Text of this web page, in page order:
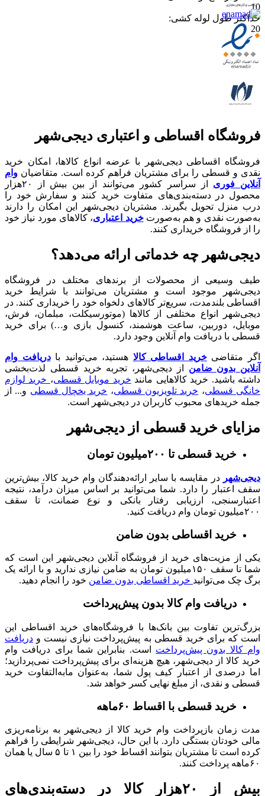
10
حداکثر طول لوله کشی:
20
فروشگاه اقساطی و اعتباری دیجی‌شهر
فروشگاه اقساطی دیجی‌شهر با عرضه انواع کالا‌ها، امکان خرید
نقدی و قسطی را برای مشتریان فراهم کرده است. متقاضیان وام
آنلاین فوری
از سراسر کشور می‌توانند از بین بیش از ۲۰هزار
محصول در دسته‌بندی‌های متفاوت خرید کنند و سفارش خود را
درب منزل تحویل بگیرند. مشتریان دیجی‌شهر این امکان را دارند
به‌صورت نقدی و هم به‌صورت خرید اعتباری، کالاهای مورد نیاز خود
را از فروشگاه خریداری کنند.
دیجی‌شهر چه خدماتی ارائه می‌دهد؟
طیف وسیعی از محصولات از برندهای مختلف در فروشگاه
دیجی‌شهر موجود است و مشتریان می‌توانند با شرایط خرید
اقساطی بلندمدت، سریع‌تر کالاهای دلخواه خود را خریداری کنند. در
دیجی‌شهر انواع مختلفی از کالاها (موتورسیکلت، مبلمان، فرش،
موبایل، دوربین، ساعت هوشمند، کنسول بازی و…) برای خرید
قسطی با دریافت وام آنلاین وجود دارد.
اگر متقاضیخرید اقساطی کالا هستید، می‌توانید بادریافت وام
آنلاین بدون ضامن
از دیجی‌شهر، تجربه خرید قسطی لذت‌بخشی
داشته باشید. خرید کالا‌هایی مانند خرید موبایل قسطی، خرید لوازم
خانگی قسطی، خرید تلویزیون قسطی، خرید یخچال قسطی و... از
جمله خرید‌های محبوب کاربران در دیجی‌شهر است.
مزایای خرید قسطی از دیجی‌شهر
خرید قسطی تا ۲۰۰میلیون تومان
دیجی‌شهر در مقایسه با سایر ارائه‌دهندگان وام خرید کالا، بیش‌ترین
سقف اعتبار را دارد. شما می‌توانید بر اساس میزان درآمد، نتیجه
اعتبارسنجی، ارزیابی رفتار بانکی و نوع ضمانت، تا سقف
۲۰۰میلیون تومان وام دریافت کنید.
خرید اقساطی بدون ضامن
یکی از مزیت‌های خرید از فروشگاه آنلاین دیجی‌شهر این است که
شما تا سقف ۱۵۰میلیون تومان به ضامن نیازی ندارید و با ارائه یک
برگ چک می‌توانید خرید اقساطی بدون ضامن خود را انجام دهید.
دریافت وام کالا بدون پیش‌پرداخت
بزرگ‌ترین تفاوت بین بانک‌ها با فروشگاه‌های خرید اقساطی این
است که برای خرید قسطی به پیش‌پرداخت نیازی نیست و دریافت
وام کالا بدون پیش‌پرداخت
است. بنابراین شما برای دریافت وام
خرید کالا از دیجی‌شهر، هیچ هزینه‌ای برای پیش‌پرداخت نمی‌پردازید؛
اما درصدی از اعتبار کیف پول شما، به‌عنوان مابه‌التفاوت خرید
قسطی و نقدی، از مبلغ نهایی کسر خواهد شد.
خرید قسطی با اقساط ۶۰ماهه
مدت زمان بازپرداخت وام خرید کالا از دیجی‌شهر به برنامه‌ریزی
مالی خودتان بستگی دارد. با این حال، دیجی‌شهر شرایطی را فراهم
کرده است تا مشتریان بتوانند اقساط خود را بین ۱ تا ۵ سال یا همان
۶۰ماهه پرداخت کنند.
بیش از ۲۰هزار کالا در دسته‌بندی‌های